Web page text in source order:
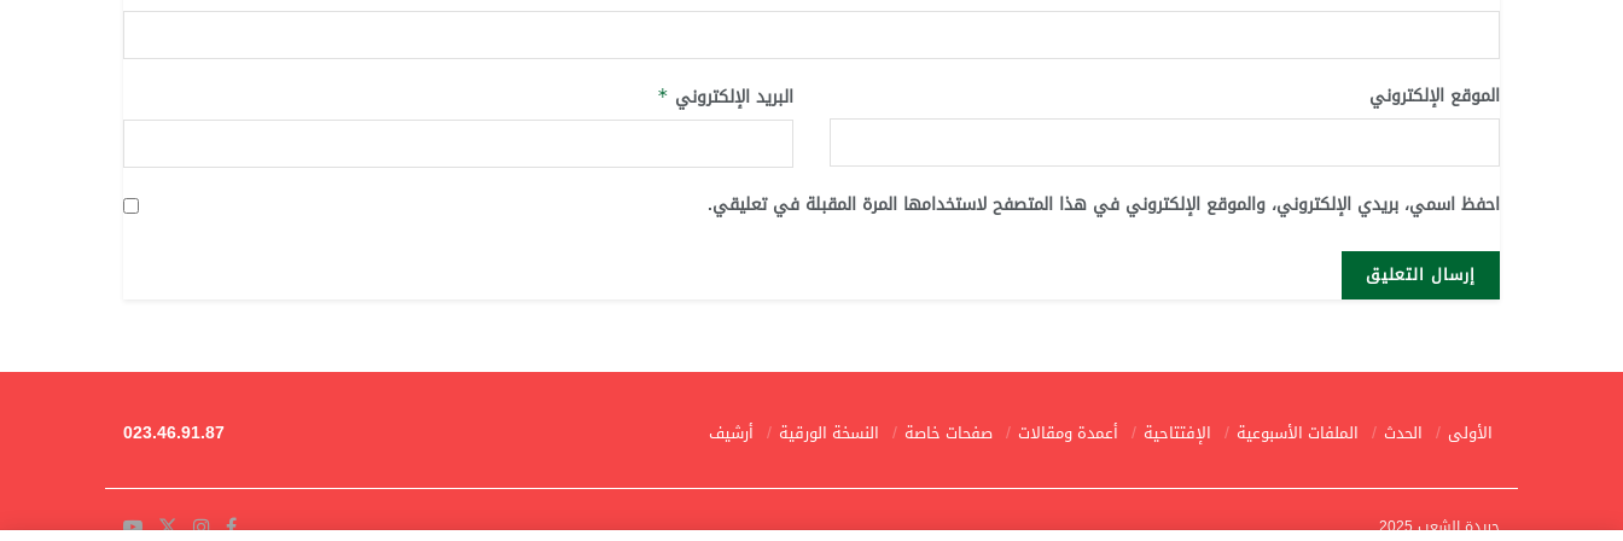
البريد الإلكتروني * الموقع الإلكتروني
احفظ اسمي، بريدي الإلكتروني، والموقع الإلكتروني في هذا المتصفح لاستخدامها المرة المقبلة في تعليقي.
الأولى الحدث الملفات الأسبوعية الإفتتاحية أعمدة ومقالات صفحات خاصة النسخة الورقية أرشيف 023.46.91.87
جريدة الشعب 2025